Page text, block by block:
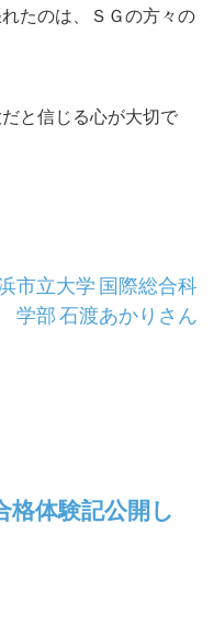
たのは、ＳＧの方々の
と信じる心が大切で
市立大学 国際総合科
学部 石渡あかりさん
体験記公開し